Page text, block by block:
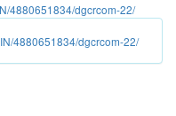
4880651834/dgcrcom-22/
4880651834/dgcrcom-22/